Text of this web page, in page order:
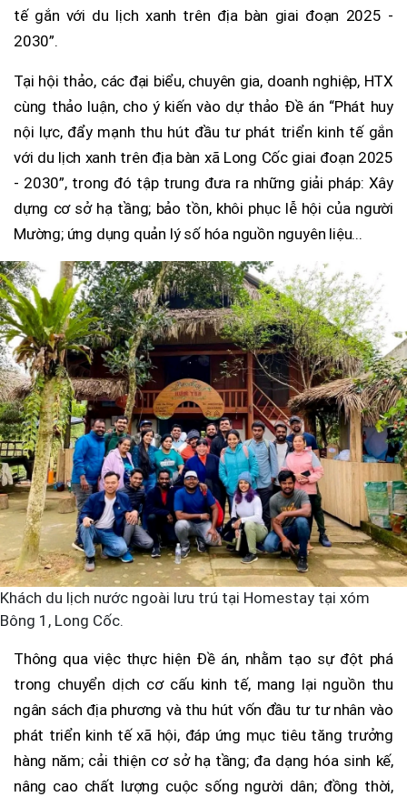
tế gắn với du lịch xanh trên địa bàn giai đoạn 2025 -
2030”.
Tại hội thảo, các đại biểu, chuyên gia, doanh nghiệp, HTX
cùng thảo luận, cho ý kiến vào dự thảo Đề án “Phát huy
nội lực, đẩy mạnh thu hút đầu tư phát triển kinh tế gắn
với du lịch xanh trên địa bàn xã Long Cốc giai đoạn 2025
- 2030”, trong đó tập trung đưa ra những giải pháp: Xây
dựng cơ sở hạ tầng; bảo tồn, khôi phục lễ hội của người
Mường; ứng dụng quản lý số hóa nguồn nguyên liệu...
Khách du lịch nước ngoài lưu trú tại Homestay tại xóm
Bông 1, Long Cốc.
Thông qua việc thực hiện Đề án, nhằm tạo sự đột phá
trong chuyển dịch cơ cấu kinh tế, mang lại nguồn thu
ngân sách địa phương và thu hút vốn đầu tư tư nhân vào
phát triển kinh tế xã hội, đáp ứng mục tiêu tăng trưởng
hàng năm; cải thiện cơ sở hạ tầng; đa dạng hóa sinh kế,
nâng cao chất lượng cuộc sống người dân; đồng thời,